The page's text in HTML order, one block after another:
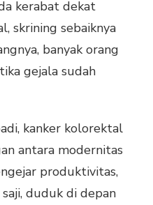
kerabat dekat
skrining sebaiknya
banyak orang
gejala sudah
kanker kolorektal
antara modernitas
produktivitas,
duduk di depan